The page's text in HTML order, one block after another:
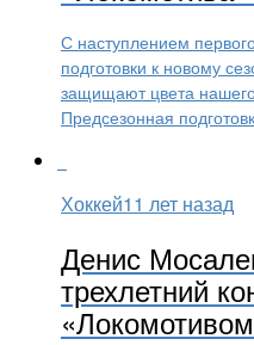
С наступлением
подготовки к новому
защищают цвета
Предсезонная
Хоккей11 лет назад
Денис
трехлетний